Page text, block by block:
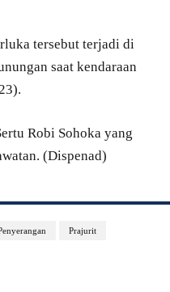
tersebut terjadi di
saat kendaraan
Robi Sohoka yang
(Dispenad)
Prajurit